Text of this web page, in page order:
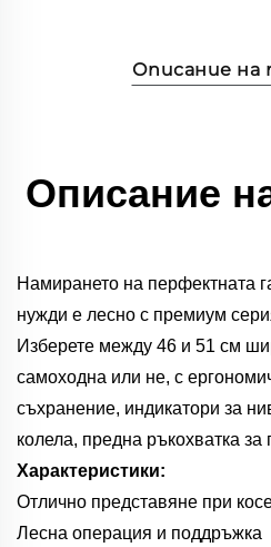
Описание на
Описание
Намирането на перфектната
нужди е лесно с премиум
Изберете между 46 и 51 см
самоходна или не, с
съхранение, индикатори за
колела, предна ръкохватка за
Характеристики:
Отлично представяне при
Лесна операция и поддръжка